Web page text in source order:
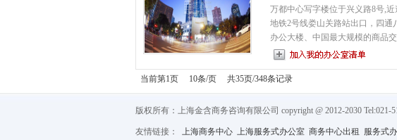
万都中心写字楼位于兴义路8号,
地铁2号线娄山关路站出口，四
办公大楼、中国最大规模的商品交
当前第1页 10条/页 共35页/348条记录
版权所有：上海金含商务咨询有限公司 copyright @ 2012-2030 Tel:021-
友情链接： 上海商务中心 上海服务式办公室 商务中心出租 服务式